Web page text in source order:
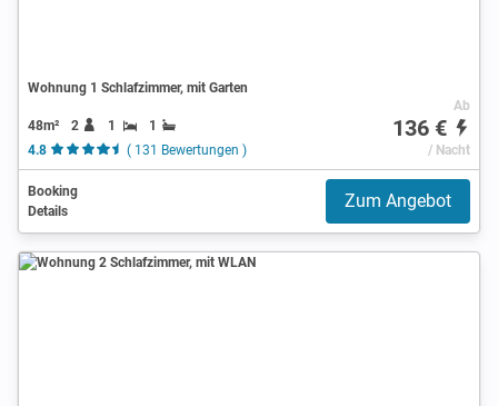
Wohnung 1 Schlafzimmer, mit Garten
48m² 2 1
1
4.8
( 131 Bewertungen )
Ab
136 €
/ Nacht
Booking
Details
Zum Angebot